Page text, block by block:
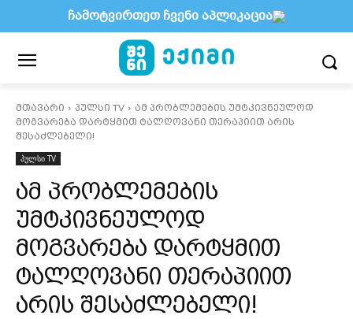
მთავარი პულსი TV
ამ პრობლემების უმტკივნეულოდ
მოგვარება დარტყმით ტალღოვანი თერაპიით არის
შესაძლებელი!
პულსი TV
ამ პრობლემების
უმტკივნეულოდ
მოგვარება დარტყმით
ტალღოვანი თერაპიით
არის შესაძლებელი!
ჩამოტვირთეთ ჩვენი აპლიკაცია